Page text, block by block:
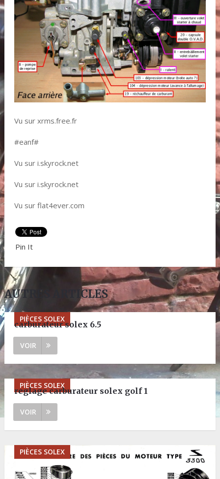
Vu sur xrms.free.fr
#eanf#
Vu sur i.skyrock.net
Vu sur i.skyrock.net
Vu sur flat4ever.com
Pin It
AUTRES ARTICLES
PIÈCES SOLEX
carburateur solex 6.5
VOIR
PIÈCES SOLEX
reglage carburateur solex golf 1
VOIR
PIÈCES SOLEX